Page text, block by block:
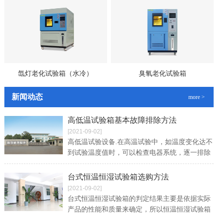
氙灯老化试验箱（水冷） 臭氧老化试验箱
新闻动态 more >
高低温试验箱基本故障排除方法
[2021-09-02]
高低温试验设备.在高温试验中，如温度变化达不
到试验温度值时，可以检查电器系统，逐一排除
故障。如温度升得很慢，就要查看风循环系统，
看一下风循环的调节挡板是否开启正常
台式恒温恒湿试验箱选购方法
[2021-09-02]
台式恒温恒湿试验箱的判定结果主要是依据实际
产品的性能和质量来确定，所以恒温恒湿试验箱